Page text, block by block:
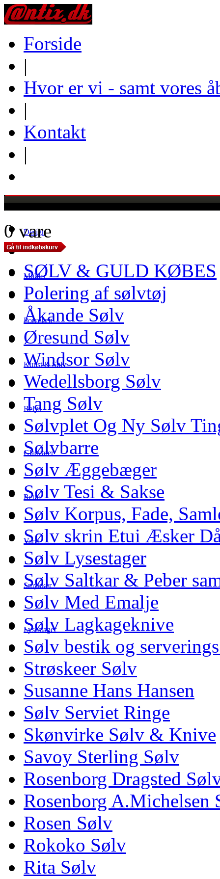
Forside
|
Hvor er vi - samt vores
|
Kontakt
|
Design
Møbler
Porcelæn
Kunst & Sølv
Belys
Glasvarer
Retro
Varia
Smykker
Lysestager
0 vare
SØLV & GULD KØBES
Polering af sølvtøj
Åkande Sølv
Øresund Sølv
Windsor Sølv
Wedellsborg Sølv
Tang Sølv
Sølvplet Og Ny Sølv
Sølvbarre
Sølv Æggebæger
Sølv Tesi & Sakse
Sølv Korpus, Fade,
Sølv skrin Etui Æsker
Sølv Lysestager
Sølv Saltkar & Peber
Sølv Med Emalje
Sølv Lagkageknive
Sølv bestik og
Strøskeer Sølv
Susanne Hans Hansen
Sølv Serviet Ringe
Skønvirke Sølv & Knive
Savoy Sterling Sølv
Rosenborg Dragsted
Rosenborg A.Michelsen
Rosen Sølv
Rokoko Sølv
Rita Sølv